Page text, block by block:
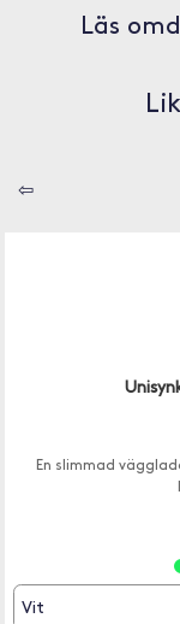
Läs
⇦
En slimmad
Vit